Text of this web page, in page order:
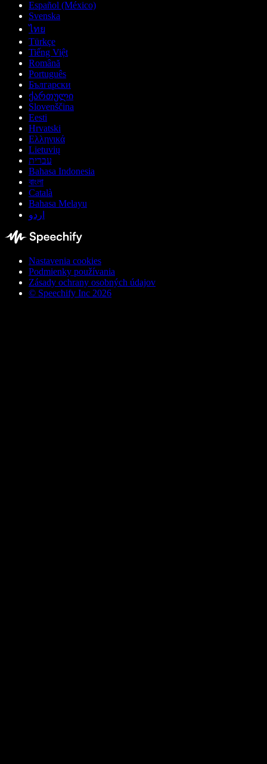
Español (México)
Svenska
ไทย
Türkçe
Tiếng Việt
Română
Português
Български
ქართული
Slovenščina
Eesti
Hrvatski
Ελληνικά
Lietuvių
עברית
Bahasa Indonesia
বাংলা
Català
Bahasa Melayu
اردو
Nastavenia cookies
Podmienky používania
Zásady ochrany osobných údajov
© Speechify Inc 2026